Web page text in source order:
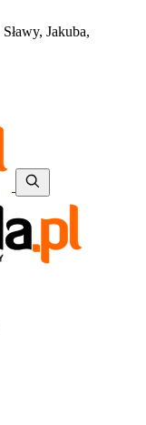
Sławy, Jakuba,